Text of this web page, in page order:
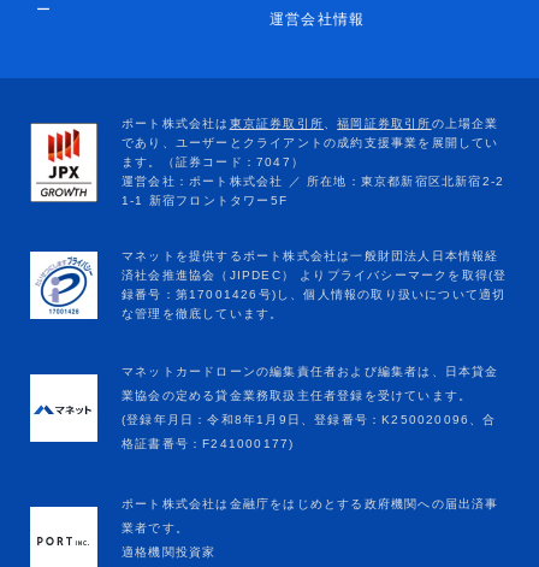
ー
運営会社情報
マネットカードローンの編集責任者および編集者は、日本貸金
業協会の定める貸金業務取扱主任者登録を受けています。
(登録年月日：令和8年1月9日、登録番号：K250020096、合
格証書番号：F241000177)
ポート株式会社は金融庁をはじめとする政府機関への届出済事
業者です。
適格機関投資家